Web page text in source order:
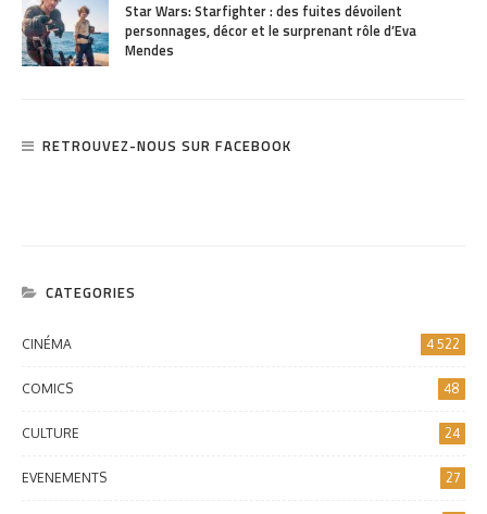
Star Wars: Starfighter : des fuites dévoilent
personnages, décor et le surprenant rôle d’Eva
Mendes
RETROUVEZ-NOUS SUR FACEBOOK
CATEGORIES
CINÉMA 4 522
COMICS 48
CULTURE 24
EVENEMENTS 27